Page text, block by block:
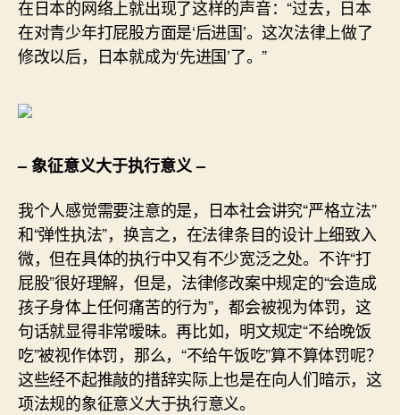
在日本的网络上就出现了这样的声音：“过去，日本
在对青少年打屁股方面是‘后进国’。这次法律上做了
修改以后，日本就成为‘先进国’了。”
– 象征意义大于执行意义 –
我个人感觉需要注意的是，日本社会讲究“严格立法”
和“弹性执法”，换言之，在法律条目的设计上细致入
微，但在具体的执行中又有不少宽泛之处。不许“打
屁股”很好理解，但是，法律修改案中规定的“会造成
孩子身体上任何痛苦的行为”，都会被视为体罚，这
句话就显得非常暧昧。再比如，明文规定“不给晚饭
吃”被视作体罚，那么，“不给午饭吃”算不算体罚呢？
这些经不起推敲的措辞实际上也是在向人们暗示，这
项法规的象征意义大于执行意义。